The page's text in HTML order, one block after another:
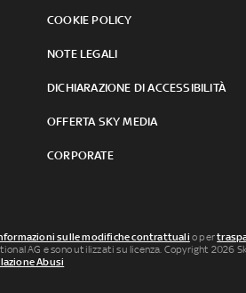
COOKIE POLICY
NOTE LEGALI
DICHIARAZIONE DI ACCESSIBILITÀ
OFFERTA SKY MEDIA
CORPORATE
sulle modifiche contrattuali o per
AG e sono utilizzati su licenza. Copyright 2026
Abusi